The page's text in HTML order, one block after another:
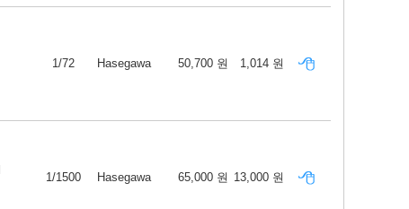
1/72 Hasegawa 50,700 원 1,014 원
1/1500 Hasegawa 65,000 원 13,000 원